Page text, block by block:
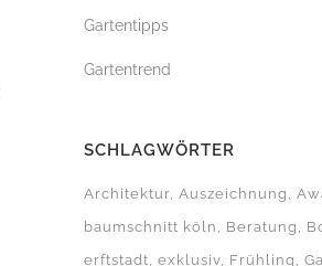
Gartentipps
Gartentrend
SCHLAGWÖRTER
Architektur Auszeichnung
baumschnitt köln
Beratung
erftstadt
exklusiv Frühling